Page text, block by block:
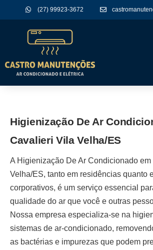
(27) 99923-3672
Higienização De Ar
Cavalieri Vila Velha/ES
A Higienização De Ar Condicionado
Velha/ES, tanto em residências quanto
corporativos, é um serviço essencial
qualidade do ar que você e outras
Nossa empresa especializa-se na
sistemas de ar-condicionado,
as bactérias e impurezas que podem